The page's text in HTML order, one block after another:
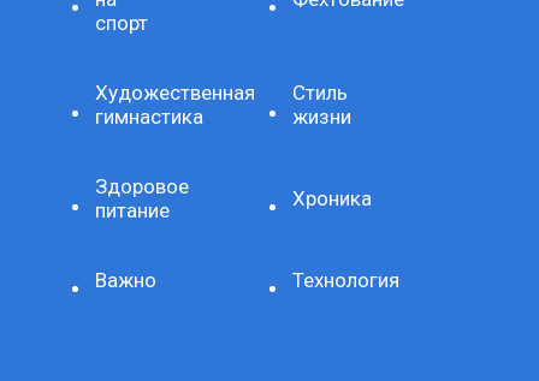
спорт
Художественная
гимнастика
Стиль
жизни
Здоровое
питание
Хроника
Важно Технология